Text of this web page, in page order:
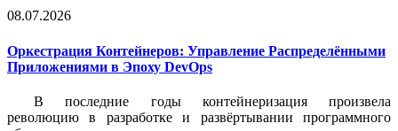
08.07.2026
Оркестрация Контейнеров: Управление Распределёнными
Приложениями в Эпоху DevOps
В последние годы контейнеризация произвела
революцию в разработке и развёртывании программного